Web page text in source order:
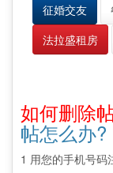
征婚交友
法拉盛租房
如何删除
帖怎么办?
1 用您的手机号码